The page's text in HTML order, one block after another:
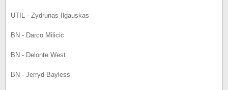
UTIL - Zydrunas Ilgauskas
BN - Darco Milicic
BN - Delonte West
BN - Jerryd Bayless